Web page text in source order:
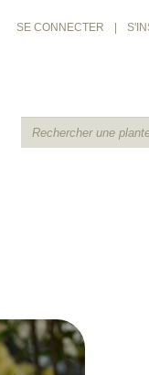
SE CONNECTER